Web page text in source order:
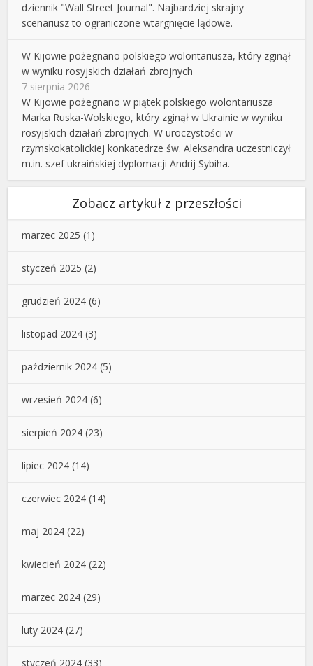
dziennik "Wall Street Journal". Najbardziej skrajny
scenariusz to ograniczone wtargnięcie lądowe.
W Kijowie pożegnano polskiego wolontariusza, który zginął
w wyniku rosyjskich działań zbrojnych
7 sierpnia 2026
W Kijowie pożegnano w piątek polskiego wolontariusza
Marka Ruska-Wolskiego, który zginął w Ukrainie w wyniku
rosyjskich działań zbrojnych. W uroczystości w
rzymskokatolickiej konkatedrze św. Aleksandra uczestniczył
m.in. szef ukraińskiej dyplomacji Andrij Sybiha.
Zobacz artykuł z przeszłości
marzec 2025 (1)
styczeń 2025 (2)
grudzień 2024 (6)
listopad 2024 (3)
październik 2024 (5)
wrzesień 2024 (6)
sierpień 2024 (23)
lipiec 2024 (14)
czerwiec 2024 (14)
maj 2024 (22)
kwiecień 2024 (22)
marzec 2024 (29)
luty 2024 (27)
styczeń 2024 (33)